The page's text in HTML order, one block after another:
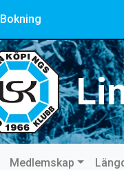
Bokning
Medlemskap